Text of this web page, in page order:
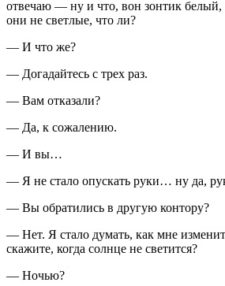
отвечаю — ну и что, вон зонтик
они не светлые, что ли?
— И что же?
— Догадайтесь с трех раз.
— Вам отказали?
— Да, к сожалению.
— И вы…
— Я не стало опускать руки… ну да,
— Вы обратились в другую контору?
— Нет. Я стало думать, как мне
скажите, когда солнце не светится?
— Ночью?